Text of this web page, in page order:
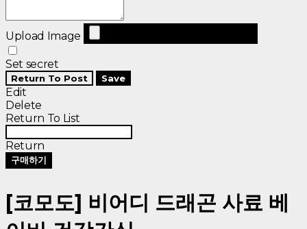
Upload Image
Set secret
Return To Post Save
Edit
Delete
Return To List
Return
구매하기
[코모도] 비어디 드래곤 사료 베